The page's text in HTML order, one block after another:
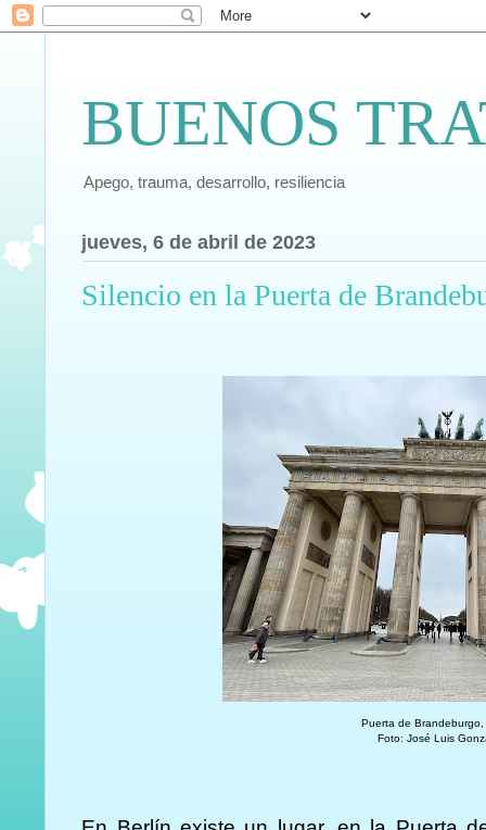
BUENOS
Apego, trauma, desarrollo, resiliencia
jueves, 6 de abril de 2023
Silencio en la Puerta de
Puerta de
Foto: José Luis